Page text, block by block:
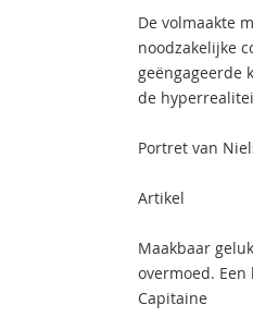
De volmaakte
noodzakelijke
geëngageerde
de
Portret van
Artikel
Maakbaar
overmoed. Een
Capitaine